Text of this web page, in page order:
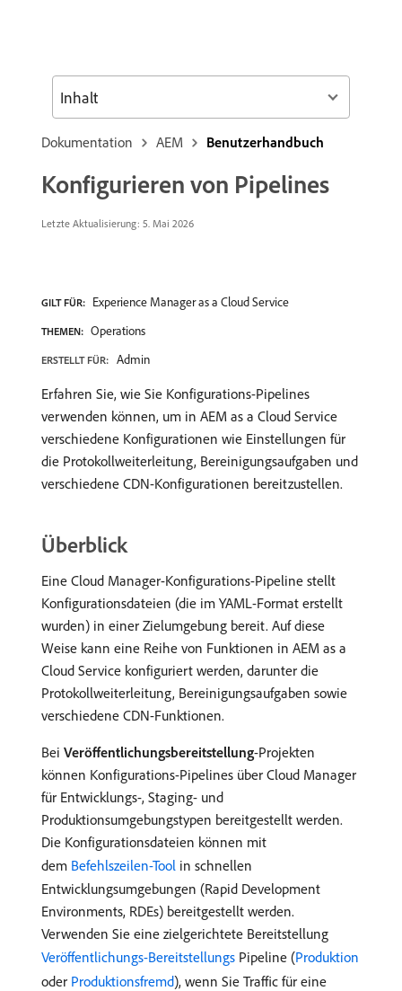
Dokumentation AEM Benutzerhandbuch
Konfigurieren von Pipelines
Letzte Aktualisierung: 5. Mai 2026
GILT FÜR: Experience Manager as a Cloud Service
THEMEN: Operations
ERSTELLT FÜR: Admin
Erfahren Sie, wie Sie Konfigurations-Pipelines
verwenden können, um in AEM as a Cloud Service
verschiedene Konfigurationen wie Einstellungen für
die Protokollweiterleitung, Bereinigungsaufgaben und
verschiedene CDN-Konfigurationen bereitzustellen.
Überblick
Eine Cloud Manager-Konfigurations-Pipeline stellt
Konfigurationsdateien (die im YAML-Format erstellt
wurden) in einer Zielumgebung bereit. Auf diese
Weise kann eine Reihe von Funktionen in AEM as a
Cloud Service konfiguriert werden, darunter die
Protokollweiterleitung, Bereinigungsaufgaben sowie
verschiedene CDN-Funktionen.
Bei Veröffentlichungsbereitstellung-Projekten
können Konfigurations-Pipelines über Cloud Manager
für Entwicklungs-, Staging- und
Produktionsumgebungstypen bereitgestellt werden.
Die Konfigurationsdateien können mit
dem Befehlszeilen-Tool in schnellen
Entwicklungsumgebungen (Rapid Development
Environments, RDEs) bereitgestellt werden.
Verwenden Sie eine zielgerichtete Bereitstellung
Veröffentlichungs-Bereitstellungs Pipeline (Produktion
oder Produktionsfremd), wenn Sie Traffic für eine
Inhalt